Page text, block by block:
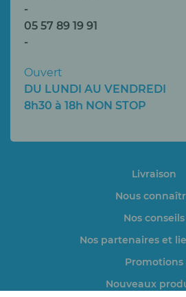
-
05 57 89 19 91
-
Ouvert
DU LUNDI AU VENDREDI
8h30 à 18h NON STOP
Livraison
Nous
Nos conseils
Nos partenaires et
Promotions
Nouveaux